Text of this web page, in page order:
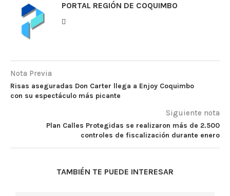
PORTAL REGIÓN DE COQUIMBO
Nota Previa
Risas aseguradas Don Carter llega a Enjoy Coquimbo
con su espectáculo más picante
Siguiente nota
Plan Calles Protegidas se realizaron más de 2.500
controles de fiscalización durante enero
TAMBIÉN TE PUEDE INTERESAR